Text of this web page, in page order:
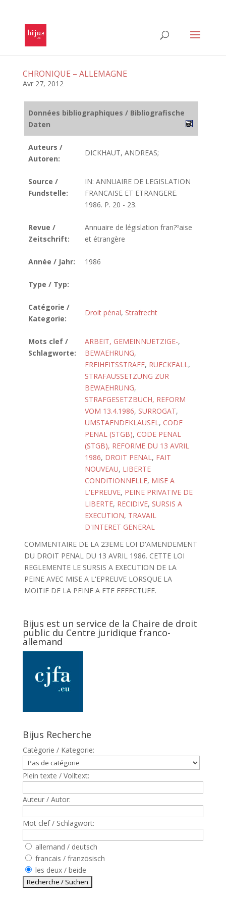
CHRONIQUE – ALLEMAGNE
Avr 27, 2012
Données bibliographiques / Bibliografische
Daten
Auteurs /
Autoren:
DICKHAUT, ANDREAS;
Source /
Fundstelle:
IN: ANNUAIRE DE LEGISLATION
FRANCAISE ET ETRANGERE.
1986. P. 20 - 23.
Revue /
Zeitschrift:
Annuaire de législation fran?ºaise
et étrangère
Année / Jahr: 1986
Type / Typ:
Catégorie /
Kategorie:
Droit pénal, Strafrecht
Mots clef /
Schlagworte:
ARBEIT, GEMEINNUETZIGE-,
BEWAEHRUNG,
FREIHEITSSTRAFE, RUECKFALL,
STRAFAUSSETZUNG ZUR
BEWAEHRUNG,
STRAFGESETZBUCH, REFORM
VOM 13.4.1986, SURROGAT,
UMSTAENDEKLAUSEL, CODE
PENAL (STGB), CODE PENAL
(STGB), REFORME DU 13 AVRIL
1986, DROIT PENAL, FAIT
NOUVEAU, LIBERTE
CONDITIONNELLE, MISE A
L'EPREUVE, PEINE PRIVATIVE DE
LIBERTE, RECIDIVE, SURSIS A
EXECUTION, TRAVAIL
D'INTERET GENERAL
COMMENTAIRE DE LA 23EME LOI D'AMENDEMENT
DU DROIT PENAL DU 13 AVRIL 1986. CETTE LOI
REGLEMENTE LE SURSIS A EXECUTION DE LA
PEINE AVEC MISE A L'EPREUVE LORSQUE LA
MOITIE DE LA PEINE A ETE EFFECTUEE.
Bijus est un service de la Chaire de droit
public du Centre juridique franco-
allemand
Bijus Recherche
Catègorie / Kategorie:
Plein texte / Volltext:
Auteur / Autor:
Mot clef / Schlagwort:
allemand / deutsch
francais / französisch
les deux / beide